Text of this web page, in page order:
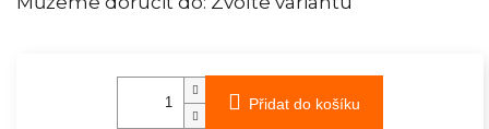
Přidat do košíku